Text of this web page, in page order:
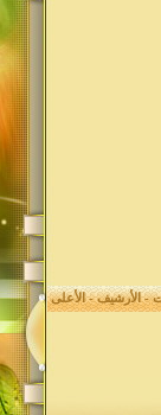
-الأرشيف-الأعلى